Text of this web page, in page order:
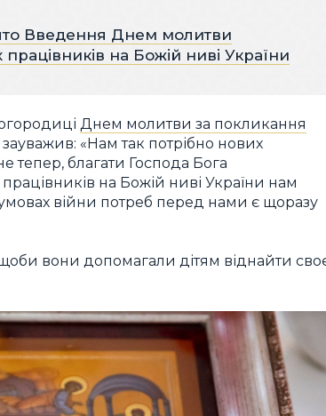
Введення Днем молитви
на Божій ниві України
Днем молитви за покликання
«Нам так потрібно нових
тепер, благати Господа Бога
на Божій ниві України нам
війни потреб перед нами є щоразу
вони допомагали дітям віднайти